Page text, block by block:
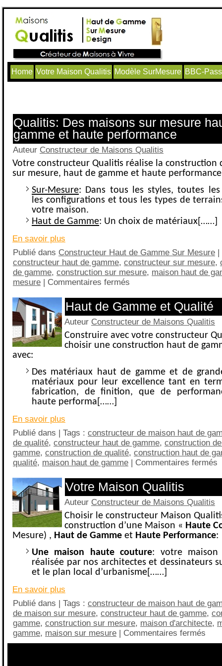
Home Votre Maison Qualitis Modèle SurMesure BBC-
Qualitis: Des maisons sur mesure
gamme et haute performance
Auteur Constructeur de Maisons Qualitis
Votre constructeur Qualitis réalise la construction
sur mesure, haut de gamme et haute
Sur-Mesure: Dans tous les styles, toutes
les configurations et tous les types de
votre maison.
Haut de Gamme: Un choix de matériaux[……]
En savoir plus
Publié dans Constructeur Haut de Gamme Sur Mesure |
constructeur haut de gamme, constructeur sur mesure,
de gamme, construction sur mesure, maison haut de
mesure | Commentaires fermés
Haut de Gamme et Qualité
Auteur Constructeur de Maisons Qualitis
Construire avec votre constructeur
choisir une construction haut de
avec:
Des matériaux haut de gamme et de
matériaux pour leur excellence tant en
fabrication, de finition, que de
haute performa[……]
En savoir plus
Publié dans | Tags : constructeur de maison haut de
de qualité, constructeur haut de gamme, construction
gamme, construction de qualité, construction haut de
qualité, maison haut de gamme | Commentaires fermés
Votre Maison Qualitis
Auteur Constructeur de Maisons Qualitis
Choisir le constructeur Maison
construction d’une Maison « Haute
Mesure) , Haut de Gamme et Haute Performance:
Une maison haute couture: votre maison
réalisée par nos architectes et dessinateurs
et le plan local d’urbanisme[……]
En savoir plus
Publié dans | Tags : constructeur de maison haut de
de maison sur mesure, constructeur haut de gamme,
gamme, construction sur mesure, maison d'architecte,
gamme, maison sur mesure | Commentaires fermés